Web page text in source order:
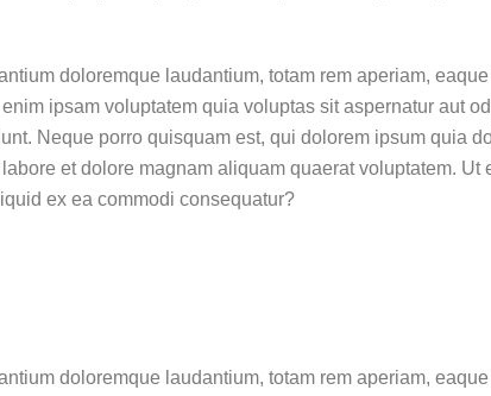
doloremque laudantium, totam rem aperiam,
ipsam voluptatem quia voluptas sit aspernatur aut
Neque porro quisquam est, qui dolorem ipsum quia
et dolore magnam aliquam quaerat voluptatem. Ut
ex ea commodi consequatur?
doloremque laudantium, totam rem aperiam,